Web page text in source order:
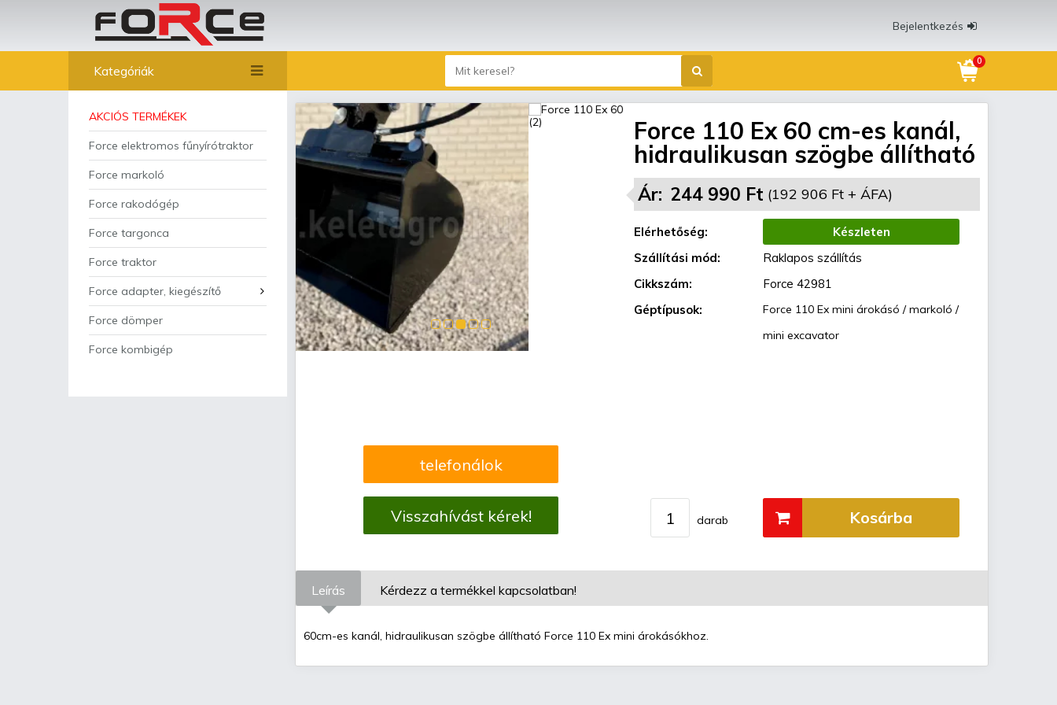
Bejelentkezés
Kategóriák
AKCIÓS TERMÉKEK
Force elektromos fűnyírótraktor
Force markoló
Force rakodógép
Force targonca
Force traktor
Force adapter, kiegészítő
Force dömper
Force kombigép
0
telefonálok
Visszahívást kérek!
Force 110 Ex 60 cm-es kanál,
hidraulikusan szögbe állítható
Ár: 244 990 Ft (192 906 Ft + ÁFA)
Elérhetőség:
Készleten
Szállítási mód:
Raklapos szállítás
Cikkszám:
Force 42981
Géptípusok:
Force 110 Ex mini árokásó / markoló /
mini excavator
darab Kosárba
Leírás Kérdezz a termékkel kapcsolatban!
60cm-es kanál, hidraulikusan szögbe állítható Force 110 Ex mini árokásókhoz.